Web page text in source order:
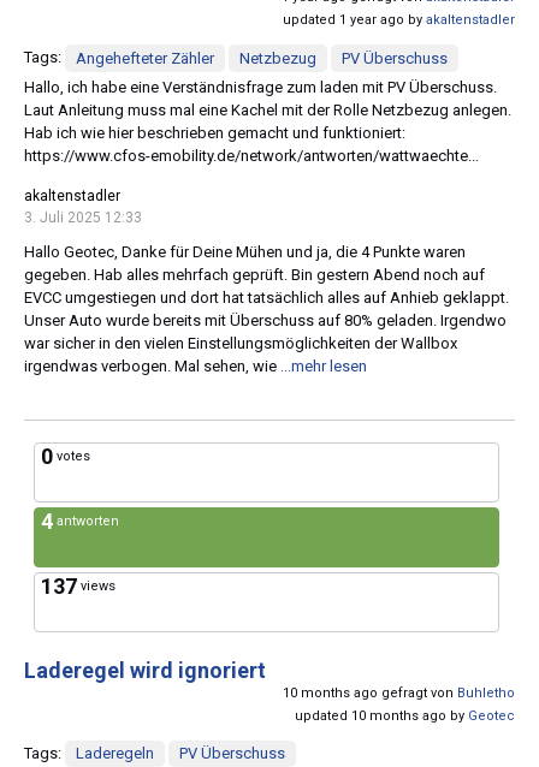
updated 1 year ago by akaltenstadler
Tags: Angehefteter Zähler Netzbezug
PV Überschuss
Hallo, ich habe eine Verständnisfrage zum laden mit PV Überschuss.
Laut Anleitung muss mal eine Kachel mit der Rolle Netzbezug anlegen.
Hab ich wie hier beschrieben gemacht und funktioniert:
https://www.cfos-emobility.de/network/antworten/wattwaechte...
akaltenstadler
3. Juli 2025 12:33
Hallo Geotec, Danke für Deine Mühen und ja, die 4 Punkte waren
gegeben. Hab alles mehrfach geprüft. Bin gestern Abend noch auf
EVCC umgestiegen und dort hat tatsächlich alles auf Anhieb geklappt.
Unser Auto wurde bereits mit Überschuss auf 80% geladen. Irgendwo
war sicher in den vielen Einstellungsmöglichkeiten der Wallbox
irgendwas verbogen. Mal sehen, wie
...mehr lesen
0 votes
4 antworten
137 views
Laderegel wird ignoriert
10 months ago gefragt von Buhletho
updated 10 months ago by Geotec
Tags: Laderegeln
PV Überschuss